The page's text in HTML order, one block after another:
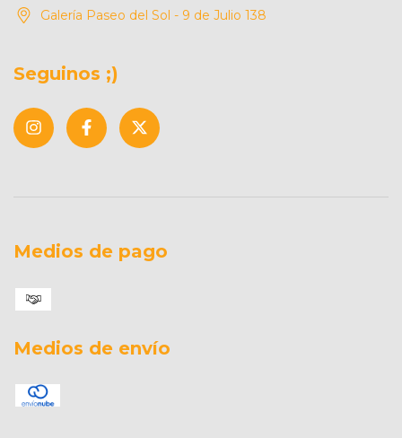
Galería Paseo del Sol - 9 de Julio 138
Seguinos ;)
Medios de pago
Medios de envío